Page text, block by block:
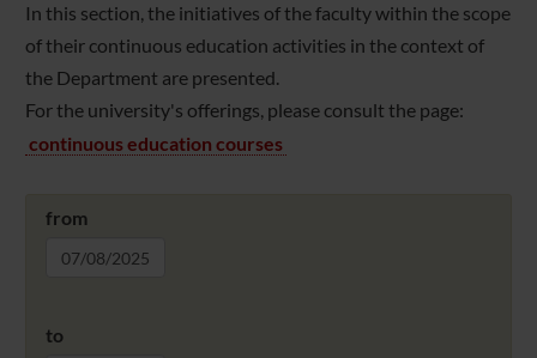
In this section, the initiatives of the faculty within the scope
of their continuous education activities in the context of
the Department are presented.
For the university's offerings, please consult the page:
continuous education courses
from
to